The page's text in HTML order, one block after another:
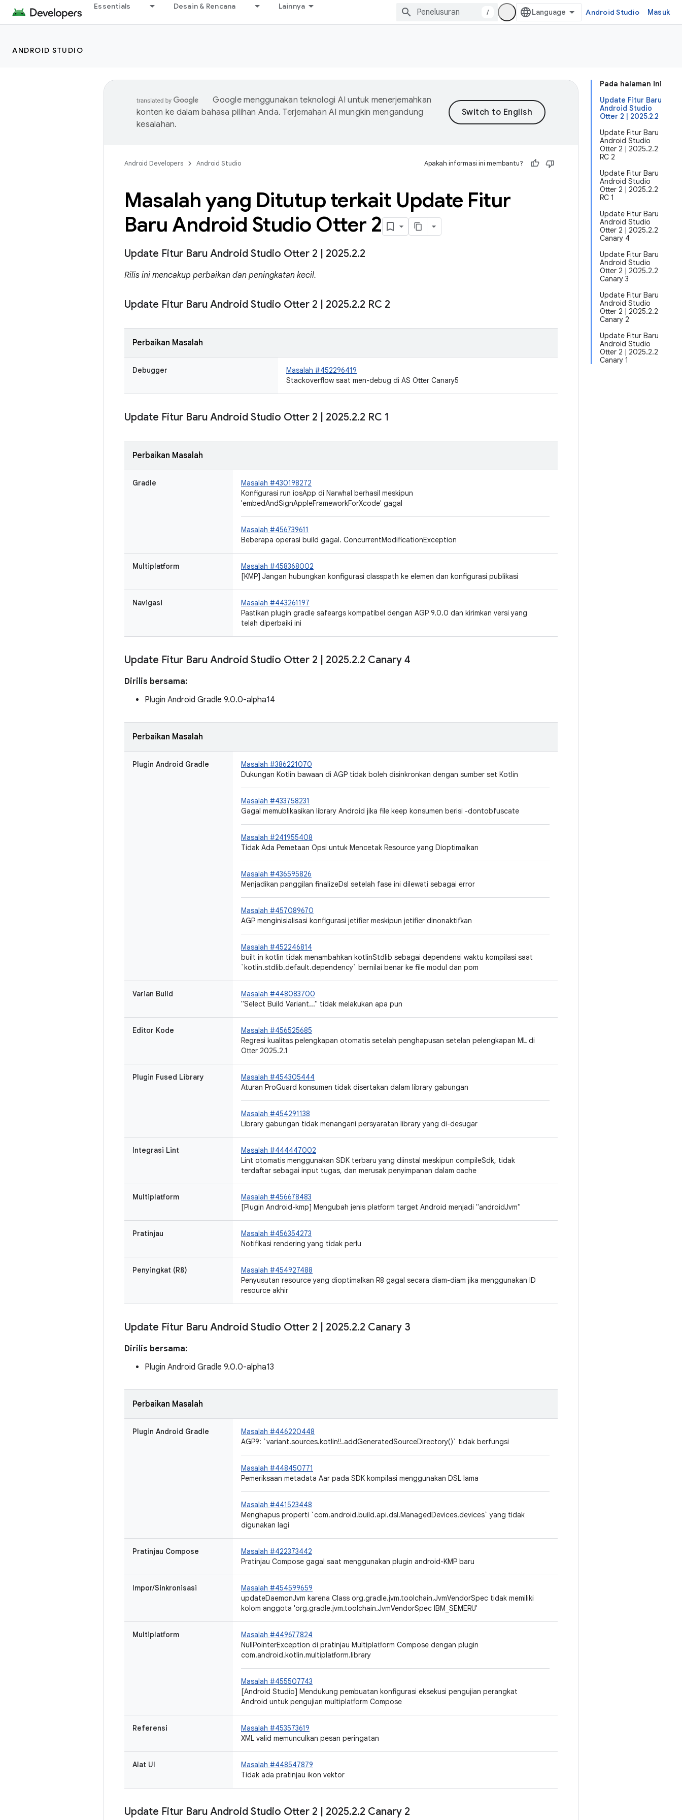
Essentials Desain & Rencana Lainnya
/ Android Studio Masuk
ANDROID STUDIO
Pada halaman ini
Update Fitur Baru
Android Studio
Otter 2 | 2025.2.2
Update Fitur Baru
Android Studio
Otter 2 | 2025.2.2
RC 2
Update Fitur Baru
Android Studio
Otter 2 | 2025.2.2
RC 1
Update Fitur Baru
Android Studio
Otter 2 | 2025.2.2
Canary 4
Update Fitur Baru
Android Studio
Otter 2 | 2025.2.2
Canary 3
Update Fitur Baru
Android Studio
Otter 2 | 2025.2.2
Canary 2
Update Fitur Baru
Android Studio
Otter 2 | 2025.2.2
Canary 1
Google menggunakan teknologi AI untuk menerjemahkan
konten ke dalam bahasa pilihan Anda. Terjemahan AI mungkin mengandung
kesalahan.
Android Developers Android Studio Apakah informasi ini membantu?
Masalah yang Ditutup terkait Update Fitur
Baru Android Studio Otter 2
Update Fitur Baru Android Studio Otter 2 2025.2.2
Rilis ini mencakup perbaikan dan peningkatan kecil.
Update Fitur Baru Android Studio Otter 2 2025.2.2 RC 2
Perbaikan Masalah
Debugger
Masalah #452296419
Stackoverflow saat men-debug di AS Otter Canary5
Update Fitur Baru Android Studio Otter 2 2025.2.2 RC 1
Perbaikan Masalah
Gradle
Masalah #430198272
Konfigurasi run iosApp di Narwhal berhasil meskipun
'embedAndSignAppleFrameworkForXcode' gagal
Masalah #456739611
Beberapa operasi build gagal. ConcurrentModificationException
Multiplatform
Masalah #458368002
[KMP] Jangan hubungkan konfigurasi classpath ke elemen dan konfigurasi publikasi
Navigasi
Masalah #443261197
Pastikan plugin gradle safeargs kompatibel dengan AGP 9.0.0 dan kirimkan versi yang
telah diperbaiki ini
Update Fitur Baru Android Studio Otter 2 2025.2.2 Canary 4
Dirilis bersama:
Plugin Android Gradle 9.0.0-alpha14
Perbaikan Masalah
Plugin Android Gradle
Masalah #386221070
Dukungan Kotlin bawaan di AGP tidak boleh disinkronkan dengan sumber set Kotlin
Masalah #433758231
Gagal memublikasikan library Android jika file keep konsumen berisi -dontobfuscate
Masalah #241955408
Tidak Ada Pemetaan Opsi untuk Mencetak Resource yang Dioptimalkan
Masalah #436595826
Menjadikan panggilan finalizeDsl setelah fase ini dilewati sebagai error
Masalah #457089670
AGP menginisialisasi konfigurasi jetifier meskipun jetifier dinonaktifkan
Masalah #452246814
built in kotlin tidak menambahkan kotlinStdlib sebagai dependensi waktu kompilasi saat
`kotlin.stdlib.default.dependency` bernilai benar ke file modul dan pom
Varian Build
Masalah #448083700
"Select Build Variant..." tidak melakukan apa pun
Editor Kode
Masalah #456525685
Regresi kualitas pelengkapan otomatis setelah penghapusan setelan pelengkapan ML di
Otter 2025.2.1
Plugin Fused Library
Masalah #454305444
Aturan ProGuard konsumen tidak disertakan dalam library gabungan
Masalah #454291138
Library gabungan tidak menangani persyaratan library yang di-desugar
Integrasi Lint
Masalah #444447002
Lint otomatis menggunakan SDK terbaru yang diinstal meskipun compileSdk, tidak
terdaftar sebagai input tugas, dan merusak penyimpanan dalam cache
Multiplatform
Masalah #456678483
[Plugin Android-kmp] Mengubah jenis platform target Android menjadi "androidJvm"
Pratinjau
Masalah #456354273
Notifikasi rendering yang tidak perlu
Penyingkat (R8)
Masalah #454927488
Penyusutan resource yang dioptimalkan R8 gagal secara diam-diam jika menggunakan ID
resource akhir
Update Fitur Baru Android Studio Otter 2 2025.2.2 Canary 3
Dirilis bersama:
Plugin Android Gradle 9.0.0-alpha13
Perbaikan Masalah
Plugin Android Gradle
Masalah #446220448
AGP9: `variant.sources.kotlin!!.addGeneratedSourceDirectory()` tidak berfungsi
Masalah #448450771
Pemeriksaan metadata Aar pada SDK kompilasi menggunakan DSL lama
Masalah #441523448
Menghapus properti `com.android.build.api.dsl.ManagedDevices.devices` yang tidak
digunakan lagi
Pratinjau Compose
Masalah #422373442
Pratinjau Compose gagal saat menggunakan plugin android-KMP baru
Impor/Sinkronisasi
Masalah #454599659
updateDaemonJvm karena Class org.gradle.jvm.toolchain.JvmVendorSpec tidak memiliki
kolom anggota 'org.gradle.jvm.toolchain.JvmVendorSpec IBM_SEMERU'
Multiplatform
Masalah #449677824
NullPointerException di pratinjau Multiplatform Compose dengan plugin
com.android.kotlin.multiplatform.library
Masalah #455507743
[Android Studio] Mendukung pembuatan konfigurasi eksekusi pengujian perangkat
Android untuk pengujian multiplatform Compose
Referensi
Masalah #453573619
XML valid memunculkan pesan peringatan
Alat UI
Masalah #448547879
Tidak ada pratinjau ikon vektor
Update Fitur Baru Android Studio Otter 2 2025.2.2 Canary 2